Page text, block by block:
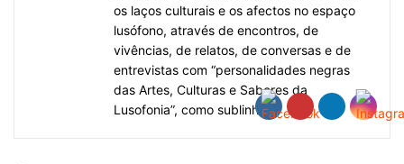
os laços culturais e os afectos no espaço
lusófono, através de encontros, de
vivências, de relatos, de conversas e de
entrevistas com “personalidades negras
das Artes, Culturas e Saberes da
Lusofonia”, como sublinha.